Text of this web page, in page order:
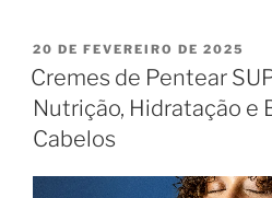
20 DE FEVEREIRO DE 2025
Cremes de Pentear
Nutrição, Hidratação e
Cabelos